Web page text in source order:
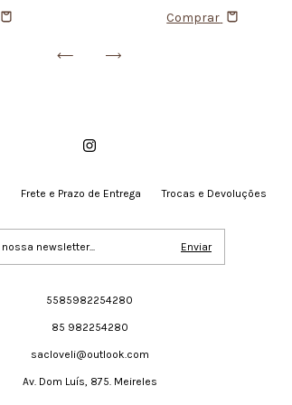
Comprar
Frete e Prazo de Entrega Trocas e Devoluções
5585982254280
85 982254280
sacloveli@outlook.com
Av. Dom Luís, 875. Meireles